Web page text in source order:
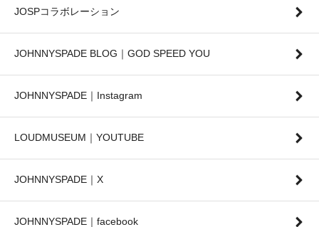
JOSPコラボレーション
JOHNNYSPADE BLOG｜GOD SPEED YOU
JOHNNYSPADE｜Instagram
LOUDMUSEUM｜YOUTUBE
JOHNNYSPADE｜X
JOHNNYSPADE｜facebook